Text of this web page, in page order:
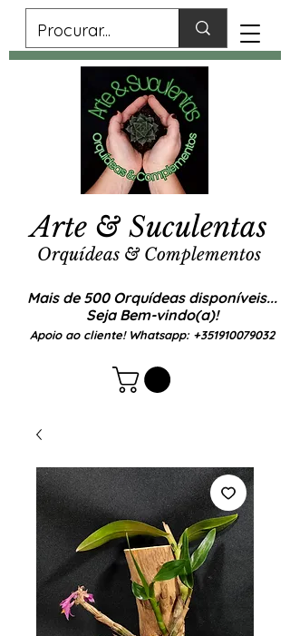
Mais de 500 Orquídeas disponíveis...
Seja Bem-vindo(a)!
Apoio ao cliente! Whatsapp: +351910079032
Arte & Suculentas
Orquídeas & Complementos